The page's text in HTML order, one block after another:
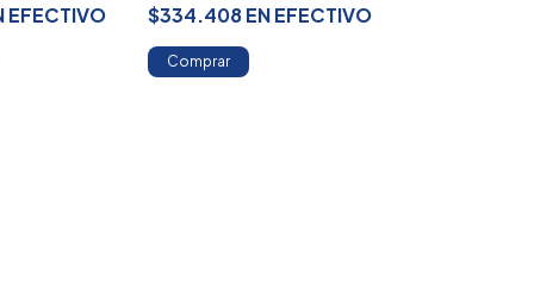
EFECTIVO
$334.408 ENEFECTIVO
Comprar